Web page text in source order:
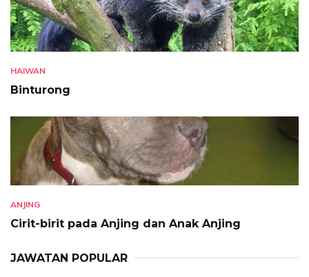
HAIWAN
Binturong
ANJING
Cirit-birit pada Anjing dan Anak Anjing
JAWATAN POPULAR